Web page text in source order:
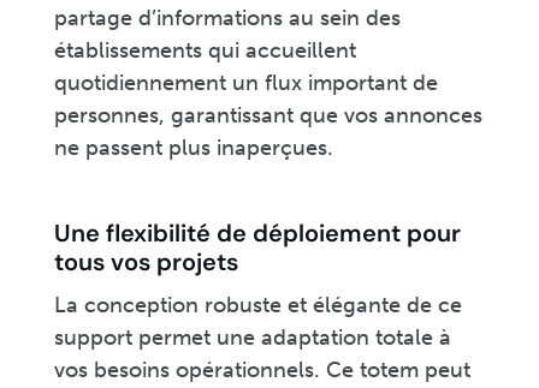
partage d’informations au sein des
établissements qui accueillent
quotidiennement un flux important de
personnes, garantissant que vos annonces
ne passent plus inaperçues.
Une flexibilité de déploiement pour
tous vos projets
La conception robuste et élégante de ce
support permet une adaptation totale à
vos besoins opérationnels. Ce totem peut